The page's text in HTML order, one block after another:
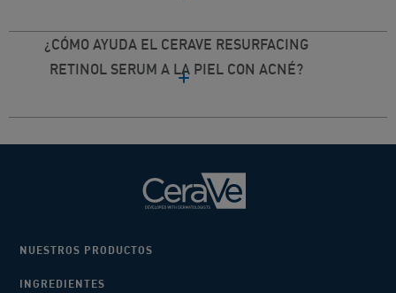
¿CÓMO AYUDA EL CERAVE RESURFACING
RETINOL SERUM A LA PIEL CON ACNÉ?
NUESTROS PRODUCTOS
INGREDIENTES